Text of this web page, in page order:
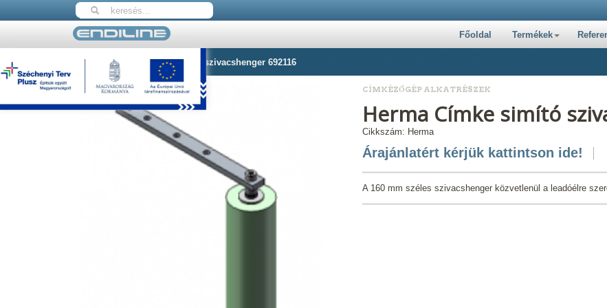
Főoldal Termékek
Nyitólap Herma Címke simító szivacshenger 692116
CÍMKÉZŐGÉP ALKATRÉSZEK
Herma Címke simító
Cikkszám: Herma
Árajánlatért kérjük kattintson ide!
A 160 mm széles szivacshenger közvetlenül a leadóélre